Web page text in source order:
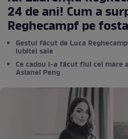
24 de ani! Cum a
Reghecampf pe
Gestul făcut de Luca
iubitei sale
Ce cadou i-a făcut fiul cel mare
Asianei Peng